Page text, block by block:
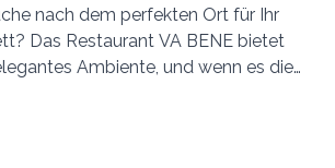
nach dem perfekten Ort für Ihr
Das Restaurant VA BENE bietet
Ambiente, und wenn es die
auch auf der wunderschönen und
Die Kapazitäten reichen bis